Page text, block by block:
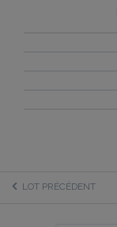
LOT PRÉCÉDENT